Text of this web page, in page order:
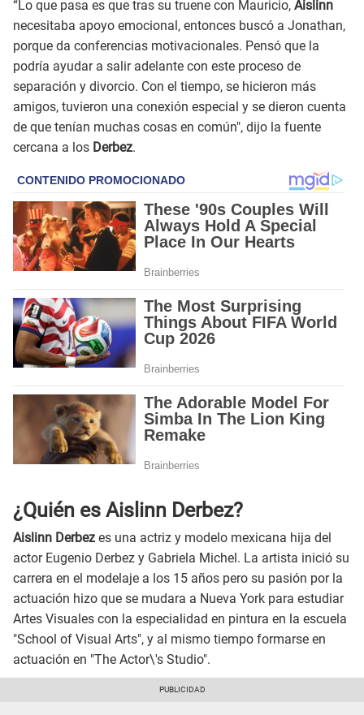
“Lo que pasa es que tras su truene con Mauricio, Aislinn
necesitaba apoyo emocional, entonces buscó a Jonathan,
porque da conferencias motivacionales. Pensó que la
podría ayudar a salir adelante con este proceso de
separación y divorcio. Con el tiempo, se hicieron más
amigos, tuvieron una conexión especial y se dieron cuenta
de que tenían muchas cosas en común", dijo la fuente
cercana a los Derbez.
¿Quién es Aislinn Derbez?
Aislinn Derbez es una actriz y modelo mexicana hija del
actor Eugenio Derbez y Gabriela Michel. La artista inició su
carrera en el modelaje a los 15 años pero su pasión por la
actuación hizo que se mudara a Nueva York para estudiar
Artes Visuales con la especialidad en pintura en la escuela
"School of Visual Arts", y al mismo tiempo formarse en
actuación en "The Actor\'s Studio".